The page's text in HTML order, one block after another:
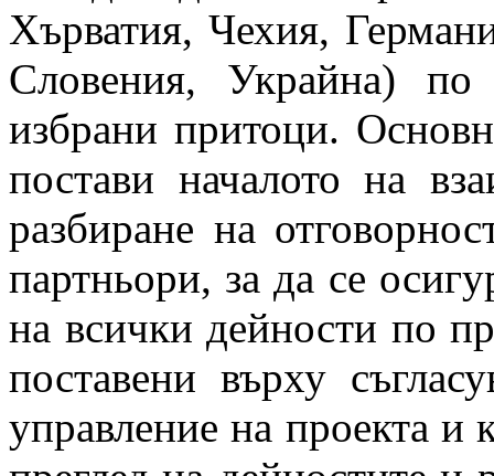
Хърватия, Чехия,
Словения, Украйна)
избрани притоци.
постави началото на
разбиране на
партньори, за да се
на всички дейности по
поставени върху
управление на проекта и